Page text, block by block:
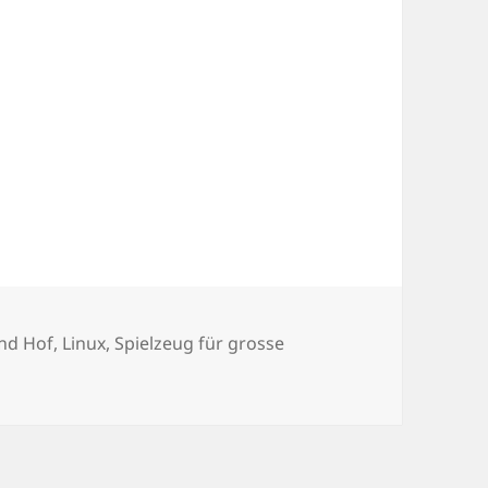
Hof, Linux, Spielzeug für grosse